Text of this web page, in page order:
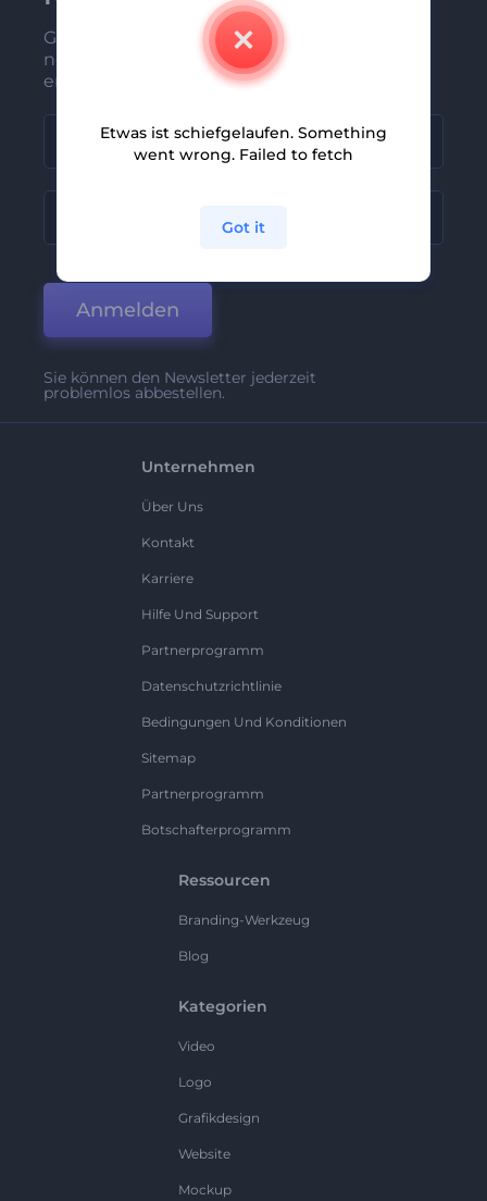
Gehören Sie zu den Ersten, die unsere
neuesten Nachrichten und Angebote
erhalten
Anmelden
Sie können den Newsletter jederzeit
problemlos abbestellen.
Unternehmen
Über Uns
Kontakt
Karriere
Hilfe Und Support
Partnerprogramm
Datenschutzrichtlinie
Bedingungen Und Konditionen
Sitemap
Partnerprogramm
Botschafterprogramm
Ressourcen
Branding-Werkzeug
Blog
Kategorien
Video
Logo
Grafikdesign
Website
Mockup
Etwas ist schiefgelaufen. Something
went wrong. Failed to fetch
Got it